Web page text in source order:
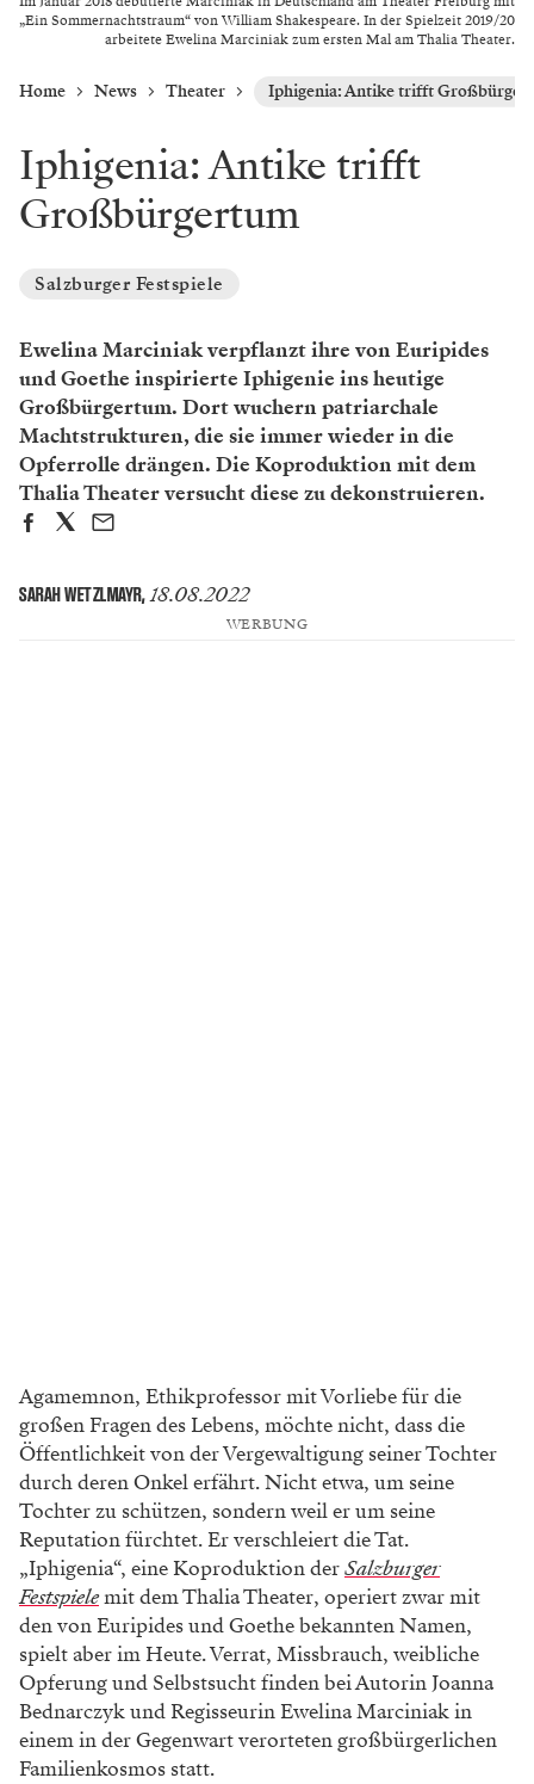
„Ein Sommernachtstraum“ von William Shakespeare. In der Spielzeit 2019/20
arbeitete Ewelina Marciniak zum ersten Mal am Thalia Theater.
Home News Theater Iphigenia: Antike trifft
Iphigenia: Antike trifft
Großbürgertum
Salzburger Festspiele
Ewelina Marciniak verpflanzt ihre von Euripides
und Goethe inspirierte Iphigenie ins heutige
Großbürgertum. Dort wuchern patriarchale
Machtstrukturen, die sie immer wieder in die
Opferrolle drängen. Die Koproduktion mit dem
Thalia Theater versucht diese zu dekonstruieren.
SARAH WETZLMAYR, 18.08.2022
WERBUNG
Agamemnon, Ethikprofessor mit Vorliebe für die
großen Fragen des Lebens, möchte nicht, dass die
Öffentlichkeit von der Vergewaltigung seiner Tochter
durch deren Onkel erfährt. Nicht etwa, um seine
Tochter zu schützen, sondern weil er um seine
Reputation fürchtet. Er verschleiert die Tat.
„Iphigenia“, eine Koproduktion derSalzburger
Festspielemit dem Thalia Theater, operiert zwar mit
den von Euripides und Goethe bekannten Namen,
spielt aber im Heute. Verrat, Missbrauch, weibliche
Opferung und Selbstsucht finden bei Autorin Joanna
Bednarczyk und Regisseurin Ewelina Marciniak in
einem in der Gegenwart verorteten großbürgerlichen
Familienkosmos statt.